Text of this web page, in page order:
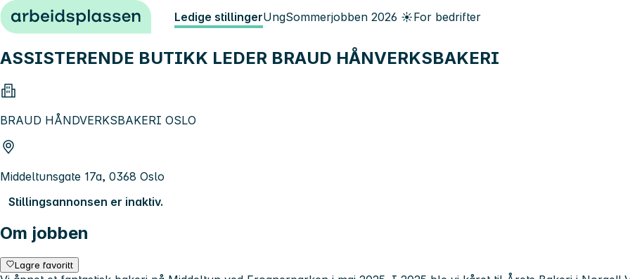
Hopp til innhold Ledige stillingerUngSommerjobben 2026 ☀️For bedrifter
ASSISTERENDE BUTIKK LEDER BRAUD HÅNVERKSBAKERI
BRAUD HÅNDVERKSBAKERI OSLO
Middeltunsgate 17a, 0368 Oslo
Stillingsannonsen er inaktiv.
Om jobben
Lagre favoritt